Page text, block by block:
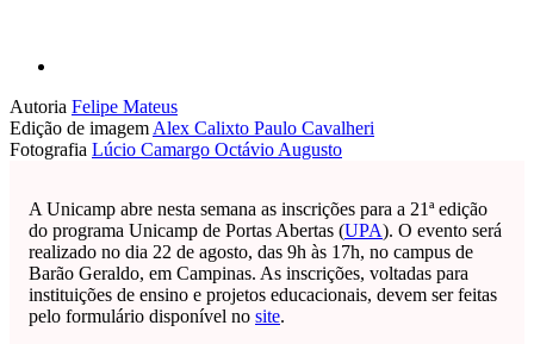
Autoria Felipe Mateus
Edição de imagem Alex Calixto Paulo Cavalheri
Fotografia Lúcio Camargo Octávio Augusto
A Unicamp abre nesta semana as inscrições para a 21ª edição
do programa Unicamp de Portas Abertas (UPA). O evento será
realizado no dia 22 de agosto, das 9h às 17h, no campus de
Barão Geraldo, em Campinas. As inscrições, voltadas para
instituições de ensino e projetos educacionais, devem ser feitas
pelo formulário disponível no site.